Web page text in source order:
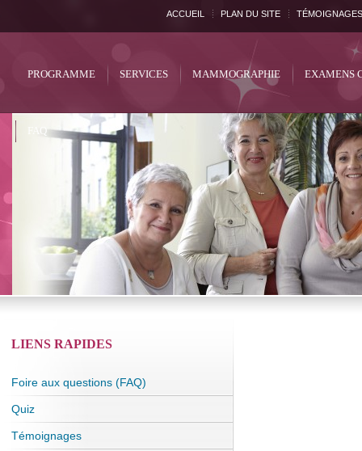
ACCUEIL PLAN DU SITE TÉMOIGNAGES
PROGRAMME SERVICES MAMMOGRAPHIE EXAMENS
FAQ
LIENS RAPIDES
Foire aux questions (FAQ)
Quiz
Témoignages